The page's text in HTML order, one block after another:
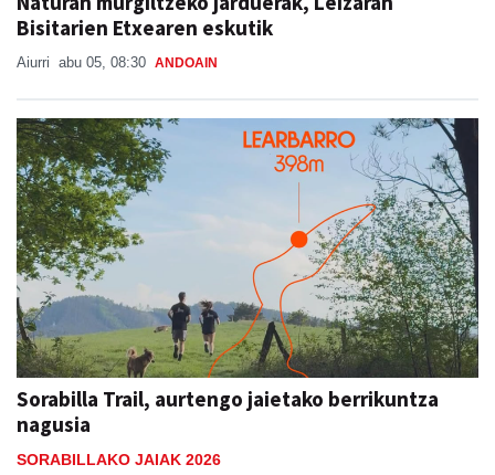
Bisitarien Etxearen eskutik
Aiurri abu 05, 08:30 ANDOAIN
Sorabilla Trail, aurtengo jaietako berrikuntza
nagusia
SORABILLAKO JAIAK 2026